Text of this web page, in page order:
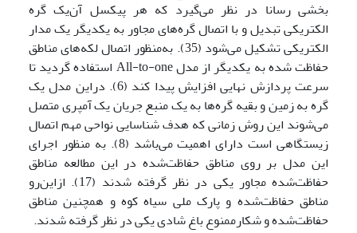
بخشی رسانا در نظر می‌گیرد که هر پیکسل آن‌یک گره
الکتریکی تبدیل و با اتصال گره‌های مجاور به یکدیگر یک مدار
الکتریکی تشکیل می‌شود (35). به‌منظور اتصال لکه‌های مناطق
حفاظت شده به یکدیگر از مدل All-to-one استفاده گردید تا
سرعت پردازش نهایی افزایش پیدا کند (6). دراین مدل یک
گره به زمین و بقیه گره‌ها به یک منبع جریان یک آمپری متصل
می‌شوند این روش زمانی که هدف شناسایی نواحی مهم اتصال
زیستگاهی است دارای اهمیت می‌باشد (8). به منظور اجرای
این مدل بر روی مناطق حفاظت‌شده در این مطالعه مناطق
حفاظت‌شده مجاور یکی در نظر گرفته شدند (17). ازاین‌رو
مناطق حفاظت‌شده و پارک ملی سیاه کوه و همچنین مناطق
حفاظت‌شده و شکارممنوع باغ شادی یکی در نظر گرفته شدند.